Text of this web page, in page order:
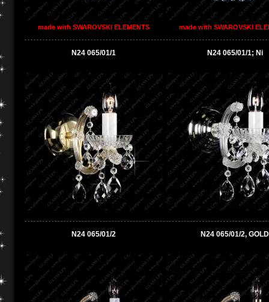
made with SWAROVSKI ELEMENTS made with SWAROVSKI
N24 065/01/1 N24 065/01/1; Ni
N24 065/01/2 N24 065/01/2, GOLD